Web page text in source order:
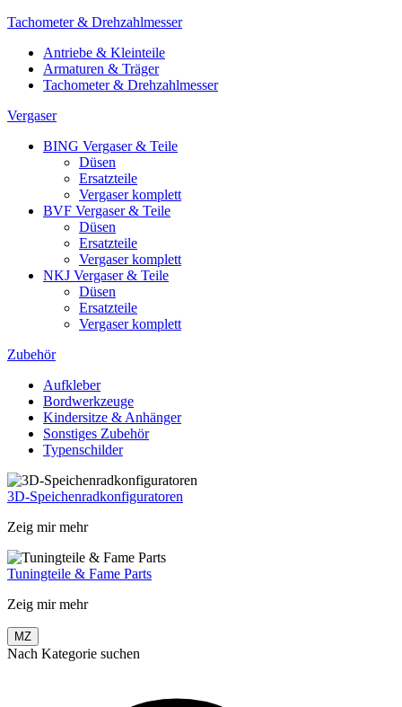
Tachometer & Drehzahlmesser
Antriebe & Kleinteile
Armaturen & Träger
Tachometer & Drehzahlmesser
Vergaser
BING Vergaser & Teile
Düsen
Ersatzteile
Vergaser komplett
BVF Vergaser & Teile
Düsen
Ersatzteile
Vergaser komplett
NKJ Vergaser & Teile
Düsen
Ersatzteile
Vergaser komplett
Zubehör
Aufkleber
Bordwerkzeuge
Kindersitze & Anhänger
Sonstiges Zubehör
Typenschilder
3D-Speichenradkonfiguratoren
Zeig mir mehr
Tuningteile & Fame Parts
Zeig mir mehr
MZ
Nach Kategorie suchen